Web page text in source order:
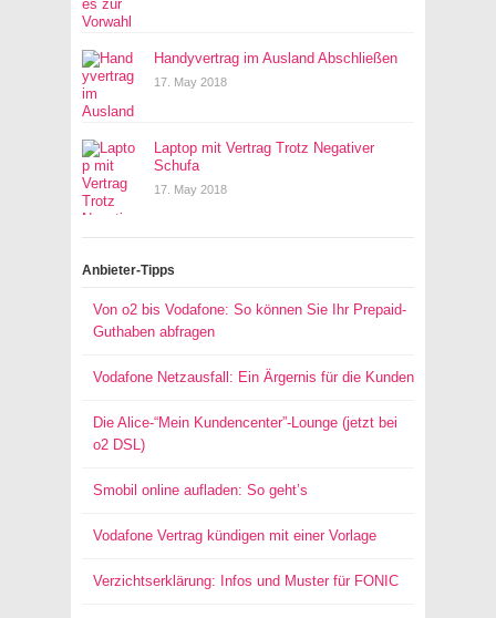
Handyvertrag im Ausland Abschließen
17. May 2018
Laptop mit Vertrag Trotz Negativer
Schufa
17. May 2018
Anbieter-Tipps
Von o2 bis Vodafone: So können Sie Ihr Prepaid-
Guthaben abfragen
Vodafone Netzausfall: Ein Ärgernis für die Kunden
Die Alice-“Mein Kundencenter”-Lounge (jetzt bei
o2 DSL)
Smobil online aufladen: So geht’s
Vodafone Vertrag kündigen mit einer Vorlage
Verzichtserklärung: Infos und Muster für FONIC